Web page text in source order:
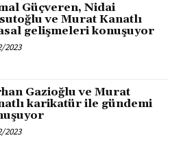
Güçveren, Nidai
ve Murat Kanatlı
gelişmeleri konuşuyor
2023
Gazioğlu ve Murat
karikatür ile gündemi
2023